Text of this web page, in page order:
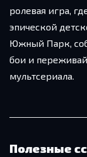
ролевая игра,
эпической
Южный Парк,
бои и
мультсериала.
Полезные